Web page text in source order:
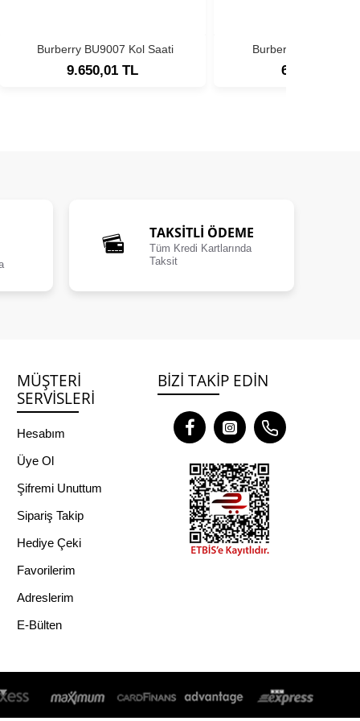
Burberry BU9007 Kol Saati
9.650,01 TL
Burberry BU9356
6.400,00 TL
TAKSİTLİ ÖDEME
Tüm Kredi Kartlarında
Taksit
MÜŞTERI
SERVISLERI
Hesabım
Üye Ol
Şifremi Unuttum
Sipariş Takip
Hediye Çeki
Favorilerim
Adreslerim
E-Bülten
BIZI TAKIP EDIN